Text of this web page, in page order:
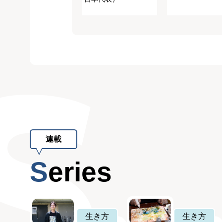
連載
Series
生き方 生き方